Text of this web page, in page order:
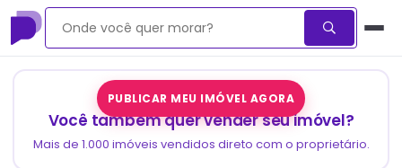
PUBLICAR MEU IMÓVEL AGORA
Você também quer vender seu imóvel?
Mais de 1.000 imóveis vendidos direto com o proprietário.